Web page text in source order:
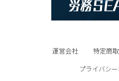
運営会社
特定商
プライバシ